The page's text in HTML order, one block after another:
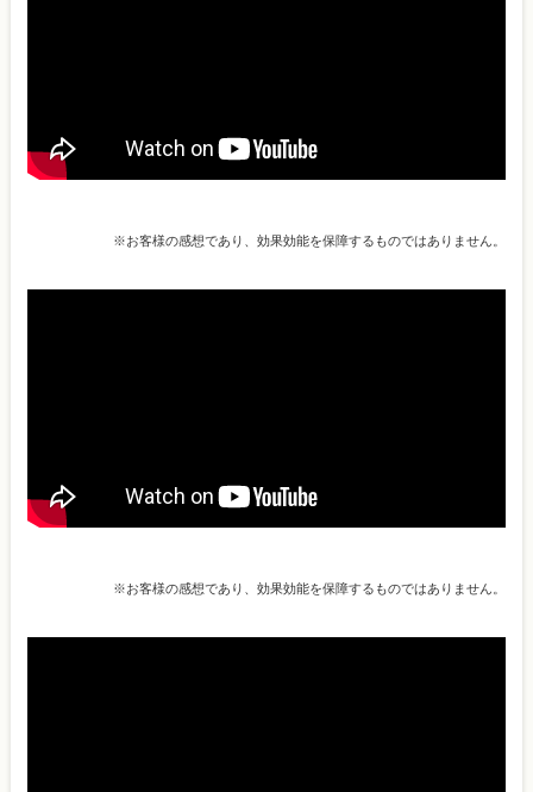
※お客様の感想であり、効果効能を保障するものではありません。
※お客様の感想であり、効果効能を保障するものではありません。